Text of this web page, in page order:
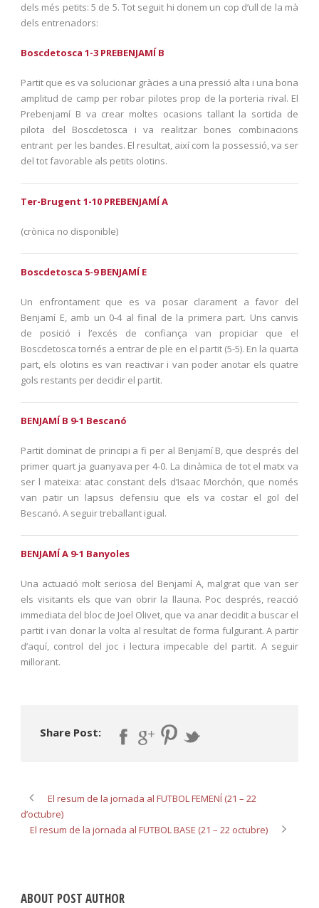
dels més petits: 5 de 5. Tot seguit hi donem un cop d’ull de la mà
dels entrenadors:
Boscdetosca 1-3 PREBENJAMÍ B
Partit que es va solucionar gràcies a una pressió alta i una bona
amplitud de camp per robar pilotes prop de la porteria rival. El
Prebenjamí B va crear moltes ocasions tallant la sortida de
pilota del Boscdetosca i va realitzar bones combinacions
entrant per les bandes. El resultat, així com la possessió, va ser
del tot favorable als petits olotins.
Ter-Brugent 1-10 PREBENJAMÍ A
(crònica no disponible)
Boscdetosca 5-9 BENJAMÍ E
Un enfrontament que es va posar clarament a favor del
Benjamí E, amb un 0-4 al final de la primera part. Uns canvis
de posició i l’excés de confiança van propiciar que el
Boscdetosca tornés a entrar de ple en el partit (5-5). En la quarta
part, els olotins es van reactivar i van poder anotar els quatre
gols restants per decidir el partit.
BENJAMÍ B 9-1 Bescanó
Partit dominat de principi a fi per al Benjamí B, que després del
primer quart ja guanyava per 4-0. La dinàmica de tot el matx va
ser l mateixa: atac constant dels d’Isaac Morchón, que només
van patir un lapsus defensiu que els va costar el gol del
Bescanó. A seguir treballant igual.
BENJAMÍ A 9-1 Banyoles
Una actuació molt seriosa del Benjamí A, malgrat que van ser
els visitants els que van obrir la llauna. Poc després, reacció
immediata del bloc de Joel Olivet, que va anar decidit a buscar el
partit i van donar la volta al resultat de forma fulgurant. A partir
d’aquí, control del joc i lectura impecable del partit. A seguir
millorant.
Share Post:
El resum de la jornada al FUTBOL FEMENÍ (21 – 22
d’octubre)
El resum de la jornada al FUTBOL BASE (21 – 22 octubre)
ABOUT POST AUTHOR